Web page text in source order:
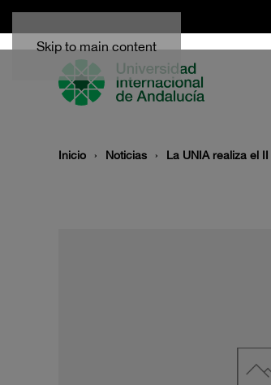
Skip to main content
Inicio Noticias La UNIA realiza el